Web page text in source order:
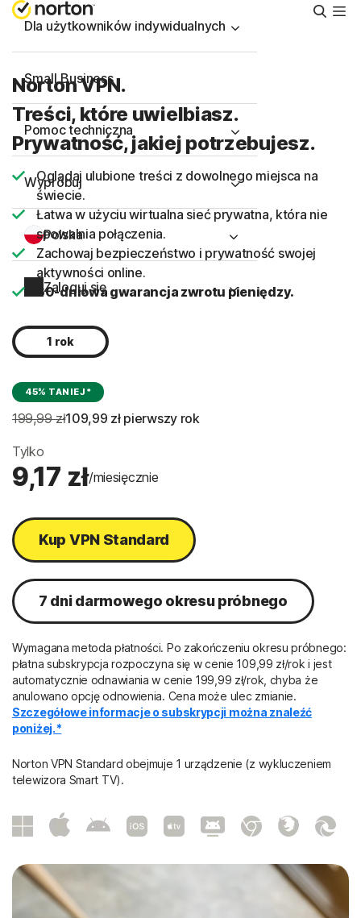
Dla użytkowników indywidualnych
Small Business
Pomoc techniczna
Wypróbuj
Polska
Zaloguj się
Norton VPN.
Treści, które uwielbiasz.
Prywatność, jakiej potrzebujesz.
Oglądaj ulubione treści z dowolnego miejsca na
świecie.
Łatwa w użyciu wirtualna sieć prywatna, która nie
spowalnia połączenia.
Zachowaj bezpieczeństwo i prywatność swojej
aktywności online.
60-dniowa gwarancja zwrotu pieniędzy.
1 rok
45% TANIEJ*
199,99 zł109,99 zł pierwszy rok
Tylko
9,17 zł/miesięcznie
Kup VPN Standard
7 dni darmowego okresu próbnego
Wymagana metoda płatności. Po zakończeniu okresu próbnego:
płatna subskrypcja rozpoczyna się w cenie 109,99 zł/rok i jest
automatycznie odnawiania w cenie 199,99 zł/rok, chyba że
anulowano opcję odnowienia. Cena może ulec zmianie.
Szczegółowe informacje o subskrypcji można znaleźć
poniżej.*
Norton VPN Standard obejmuje 1 urządzenie (z wykluczeniem
telewizora Smart TV).